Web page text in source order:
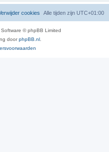
Alle tijden zijn UTC+01:00
cookies
© phpBB Limited
doorphpBB.nl